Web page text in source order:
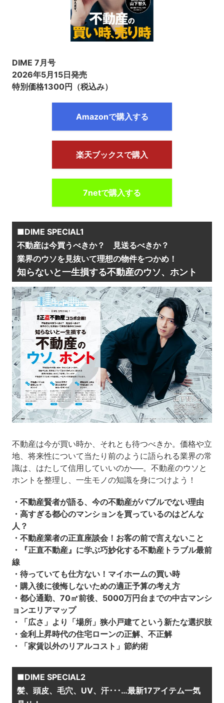
DIME 7月号
2026年5月15日発売
特別価格1300円（税込み）
Amazonで購入する
楽天ブックスで購入
7netで購入する
■DIME SPECIAL1
不動産は今買うべきか？ 見送るべきか？
業界のウソを見抜いて理想の物件をつかめ！
知らないと一生損する不動産のウソ、ホント
不動産は今が買い時か、それとも待つべきか。価格や立
地、将来性について当たり前のように語られる業界の常
識は、はたして信用していいのか──。不動産のウソと
ホントを整理し、一生モノの知識を身につけよう！
・不動産賢者が語る、今の不動産がバブルでない理由
・高すぎる都心のマンションを買っているのはどんな
人？
・不動産業者の正直座談会！お客の前で言えないこと
・『正直不動産』に学ぶ巧妙化する不動産トラブル最前
線
・待っていても仕方ない！マイホームの買い時
・購入後に後悔しないための適正予算の考え方
・都心通勤、70㎡前後、5000万円台までの中古マンシ
ョンエリアマップ
・「広さ」より「場所」狭小戸建てという新たな選択肢
・金利上昇時代の住宅ローンの正解、不正解
・「家賃以外のリアルコスト」節約術
■DIME SPECIAL2
髪、頭皮、毛穴、UV、汗･･･…最新17アイテム一気